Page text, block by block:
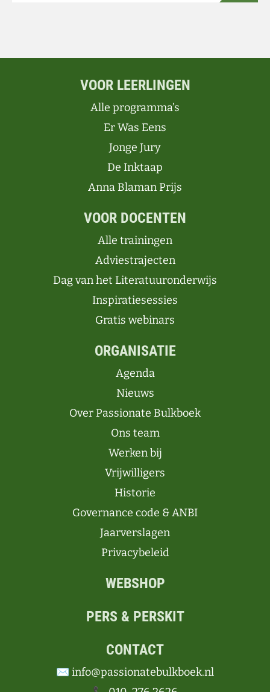
VOOR LEERLINGEN
Alle programma’s
Er Was Eens
Jonge Jury
De Inktaap
Anna Blaman Prijs
VOOR DOCENTEN
Alle trainingen
Adviestrajecten
Dag van het Literatuuronderwijs
Inspiratiesessies
Gratis webinars
ORGANISATIE
Agenda
Nieuws
Over Passionate Bulkboek
Ons team
Werken bij
Vrijwilligers
Historie
Governance code & ANBI
Jaarverslagen
Privacybeleid
WEBSHOP
PERS & PERSKIT
CONTACT
✉️ info@passionatebulkboek.nl